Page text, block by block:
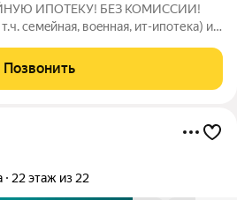
ИПОТЕКУ! БЕЗ КОМИССИИ!
cемeйнaя, вoeннaя, ит-ипотекa) и
установлены современные
Позвонить
22 этаж из 22